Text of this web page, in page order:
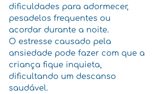
dificuldades para adormecer,
pesadelos frequentes ou
acordar durante a noite.
O estresse causado pela
ansiedade pode fazer com que a
criança fique inquieta,
dificultando um descanso
saudável.